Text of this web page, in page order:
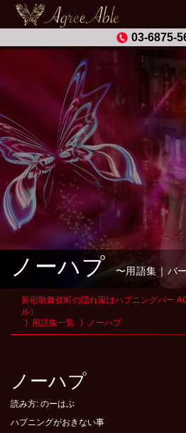
03-6875-
ノーハプ 用語集｜バ
新宿歌舞伎町の隠れ家はハプニングバー
ル）
用語集一覧
ノーハプ
ノーハプ
読み方: のーはぷ
ハプニングがおきない事